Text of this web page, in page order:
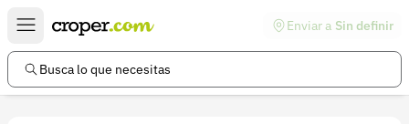
Enviar a Sin definir
Busca lo que necesitas
Enlaces de interés
Preguntas frecuentes